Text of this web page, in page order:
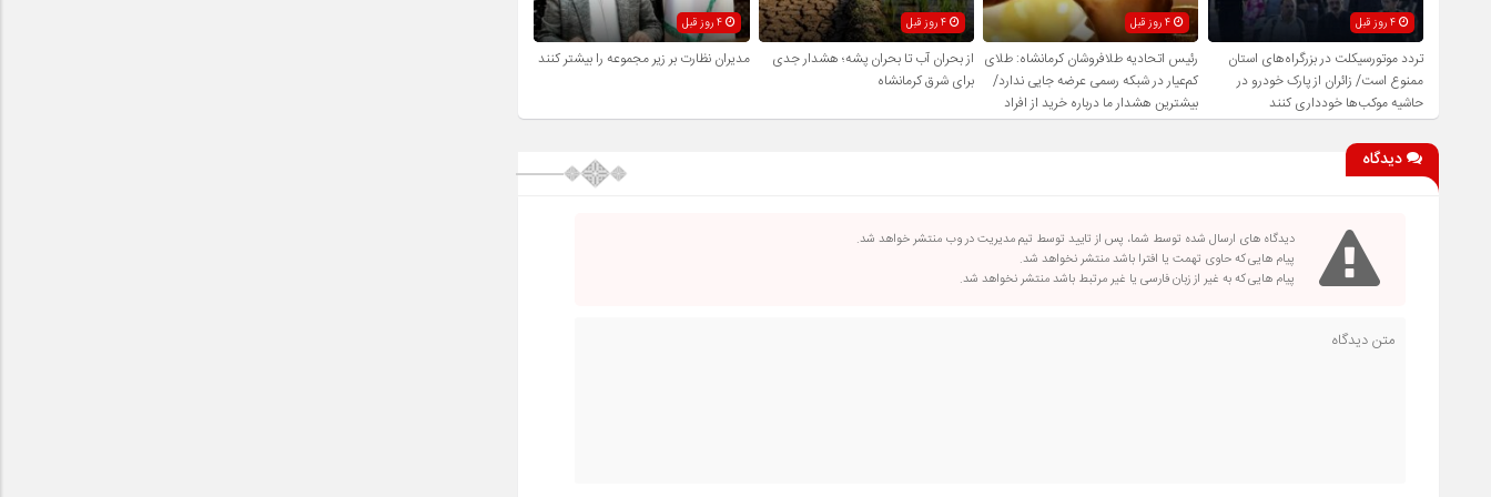
4 روز قبل
تردد موتورسیکلت در بزرگراه‌های استان
ممنوع است/ زائران از پارک خودرو در
حاشیه موکب‌ها خودداری کنند
4 روز قبل
رئیس اتحادیه طلافروشان کرمانشاه: طلای
کم‌عیار در شبکه رسمی عرضه جایی ندارد/
بیشترین هشدار ما درباره خرید از افراد
فاقد صلاحیت است
4 روز قبل
از بحران آب تا بحران پشه؛ هشدار جدی
برای شرق کرمانشاه
4 روز قبل
مدیران نظارت بر زیر مجموعه را بیشتر کنند
دیدگاه
دیدگاه های ارسال شده توسط شما، پس از تایید توسط تیم مدیریت در وب منتشر خواهد شد.
پیام هایی که حاوی تهمت یا افترا باشد منتشر نخواهد شد.
پیام هایی که به غیر از زبان فارسی یا غیر مرتبط باشد منتشر نخواهد شد.